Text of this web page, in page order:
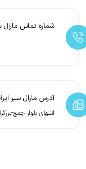
شماره تماس مارال
آدرس مارال سیر
انتهای بلوار جمع-